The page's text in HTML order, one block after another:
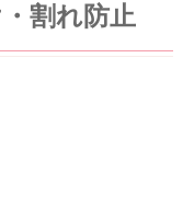
割れ防止